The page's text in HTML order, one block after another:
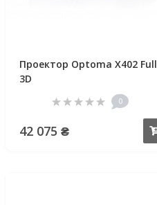
Проектор Optoma X402 Full
3D
0
42 075 ₴